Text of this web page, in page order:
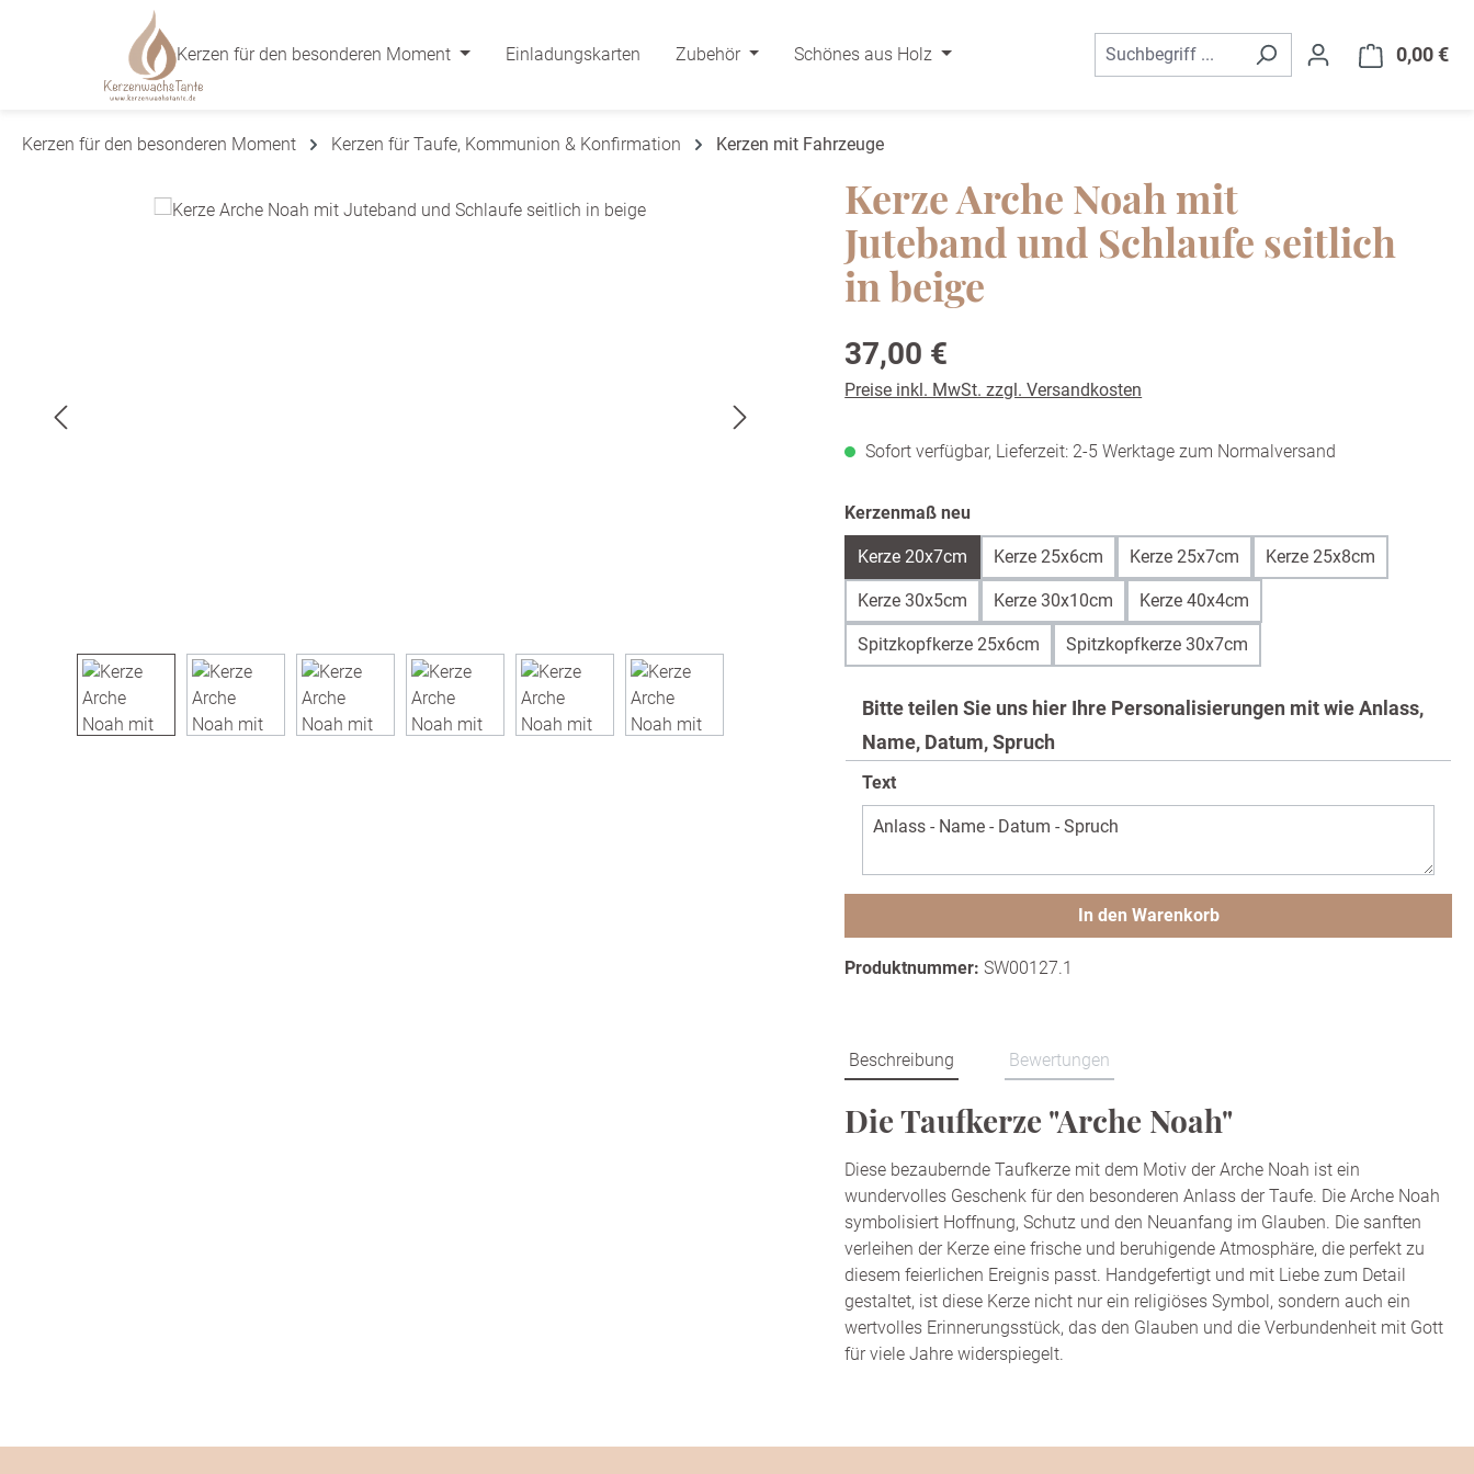
Hauptinhalt springen
Zur Suche springen
Zur Hauptnavigation springen
Kerzen für den besonderen Moment
Einladungskarten Zubehör Schönes aus Holz 0,00 €
Kerzen für den besonderen Moment Kerzen für Taufe, Kommunion & Konfirmation Kerzen mit Fahrzeuge
Bildergalerie überspringen
Kerze Arche Noah mit
Juteband und Schlaufe seitlich
in beige
Regulärer Preis:
37,00 €
Preise inkl. MwSt. zzgl. Versandkosten
Sofort verfügbar, Lieferzeit: 2-5 Werktage zum Normalversand
Kerzenmaß neu
Kerze 20x7cm Kerze 25x6cm Kerze 25x7cm Kerze 25x8cm
Kerze 30x5cm Kerze 30x10cm Kerze 40x4cm
Spitzkopfkerze 25x6cm Spitzkopfkerze 30x7cm
Bitte teilen Sie uns hier Ihre Personalisierungen mit wie Anlass,
Name, Datum, Spruch
Text
In den Warenkorb
Produktnummer:SW00127.1
Beschreibung Bewertungen
Die Taufkerze "Arche Noah"
Diese bezaubernde Taufkerze mit dem Motiv der Arche Noah ist ein
wundervolles Geschenk für den besonderen Anlass der Taufe. Die Arche Noah
symbolisiert Hoffnung, Schutz und den Neuanfang im Glauben. Die sanften
verleihen der Kerze eine frische und beruhigende Atmosphäre, die perfekt zu
diesem feierlichen Ereignis passt. Handgefertigt und mit Liebe zum Detail
gestaltet, ist diese Kerze nicht nur ein religiöses Symbol, sondern auch ein
wertvolles Erinnerungsstück, das den Glauben und die Verbundenheit mit Gott
für viele Jahre widerspiegelt.